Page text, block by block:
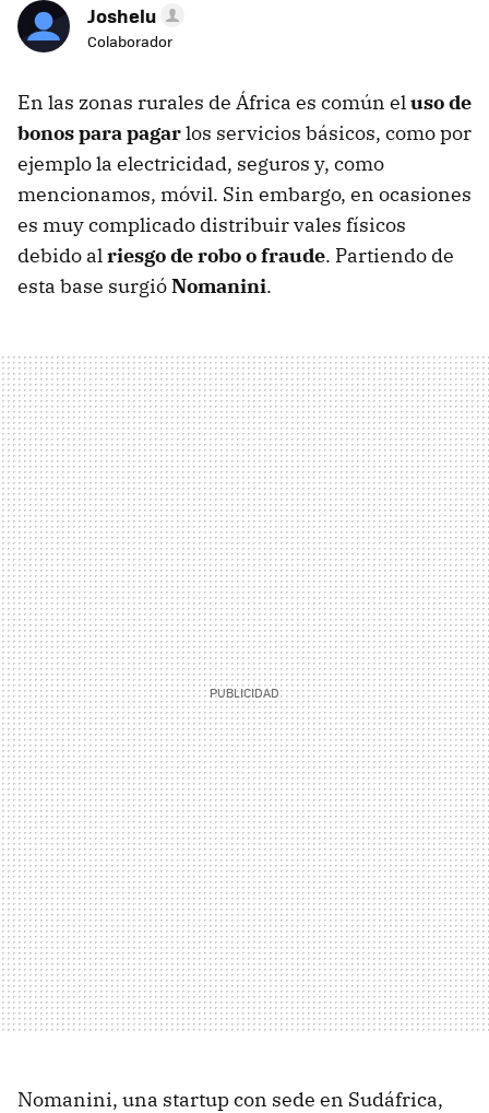
Joshelu
Colaborador
En las zonas rurales de África es común eluso de
bonos para pagarlos servicios básicos, como por
ejemplo la electricidad, seguros y, como
mencionamos, móvil. Sin embargo, en ocasiones
es muy complicado distribuir vales físicos
debido alriesgo de robo o fraude. Partiendo de
esta base surgióNomanini.
Nomanini, una startup con sede en Sudáfrica,